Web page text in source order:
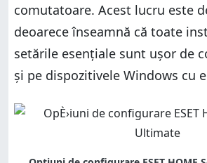
comutatoare. Acest lucru este
deoarece înseamnă că toate
setările esențiale sunt ușor de
și pe dispozitivele Windows cu